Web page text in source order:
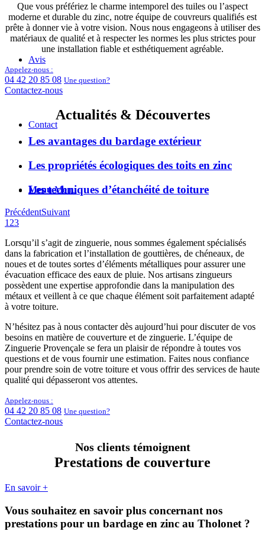
Avis
Contact
Menu Menu
Que vous préfériez le charme intemporel des tuiles ou l’aspect
moderne et durable du zinc, notre équipe de couvreurs qualifiés est
prête à donner vie à votre vision. Nous nous engageons à utiliser des
matériaux de qualité et à respecter les normes les plus strictes pour
une installation fiable et esthétiquement agréable.
Appelez-nous :
04 42 20 85 08 Une question?
Contactez-nous
Actualités & Découvertes
Les avantages du bardage extérieur
Les propriétés écologiques des toits en zinc
Les techniques d’étanchéité de toiture
PrécédentSuivant
123
Lorsqu’il s’agit de zinguerie, nous sommes également spécialisés
dans la fabrication et l’installation de gouttières, de chéneaux, de
noues et de toutes sortes d’éléments métalliques pour assurer une
évacuation efficace des eaux de pluie. Nos artisans zingueurs
possèdent une expertise approfondie dans la manipulation des
métaux et veillent à ce que chaque élément soit parfaitement adapté
à votre toiture.
N’hésitez pas à nous contacter dès aujourd’hui pour discuter de vos
besoins en matière de couverture et de zinguerie. L’équipe de
Zinguerie Provençale se fera un plaisir de répondre à toutes vos
questions et de vous fournir une estimation. Faites nous confiance
pour prendre soin de votre toiture et vous offrir des services de haute
qualité qui dépasseront vos attentes.
Appelez-nous :
04 42 20 85 08 Une question?
Contactez-nous
Nos clients témoignent
Prestations de couverture
En savoir +
Vous souhaitez en savoir plus concernant nos
prestations pour un bardage en zinc au Tholonet ?